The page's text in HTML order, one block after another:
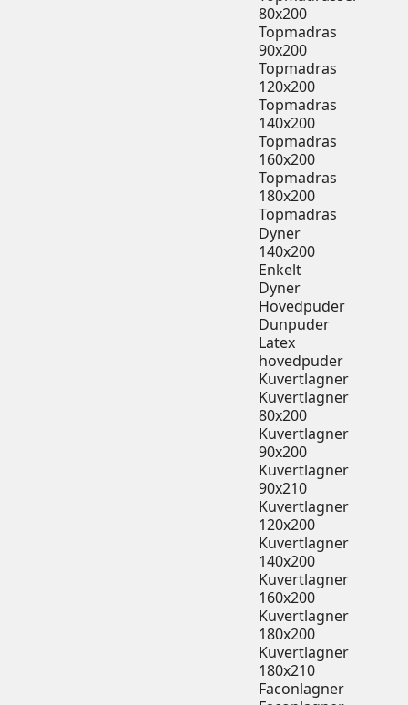
80x200
Topmadras
90x200
Topmadras
120x200
Topmadras
140x200
Topmadras
160x200
Topmadras
180x200
Topmadras
Dyner
140x200
Enkelt
Dyner
Hovedpuder
Dunpuder
Latex
hovedpuder
Kuvertlagner
Kuvertlagner
80x200
Kuvertlagner
90x200
Kuvertlagner
90x210
Kuvertlagner
120x200
Kuvertlagner
140x200
Kuvertlagner
160x200
Kuvertlagner
180x200
Kuvertlagner
180x210
Faconlagner